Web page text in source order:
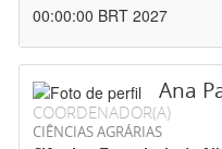
00:00:00 BRT 2027
Ana
COORDENADOR(A)
CIÊNCIAS AGRÁRIAS